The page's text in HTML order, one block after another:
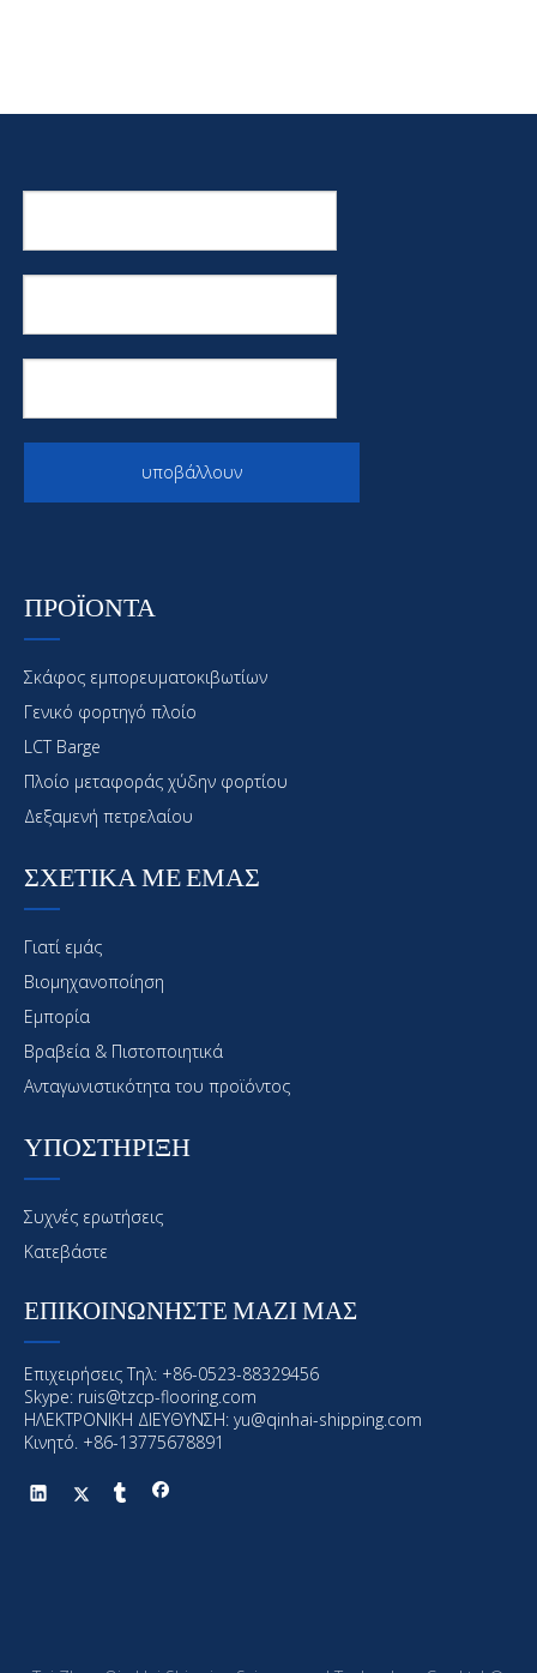
υποβάλλουν
ΠΡΟΪΟΝΤΑ
Σκάφος εμπορευματοκιβωτίων
Γενικό φορτηγό πλοίο
LCT Barge
Πλοίο μεταφοράς χύδην φορτίου
Δεξαμενή πετρελαίου
ΣΧΕΤΙΚΑ ΜΕ ΕΜΑΣ
Γιατί εμάς
Βιομηχανοποίηση
Εμπορία
Βραβεία & Πιστοποιητικά
Ανταγωνιστικότητα του προϊόντος
ΥΠΟΣΤΗΡΙΞΗ
Συχνές ερωτήσεις
Κατεβάστε
ΕΠΙΚΟΙΝΩΝΗΣΤΕ ΜΑΖΙ ΜΑΣ
Επιχειρήσεις Τηλ: +86-0523-88329456
Skype: ruis@tzcp-flooring.com
ΗΛΕΚΤΡΟΝΙΚΗ ΔΙΕΥΘΥΝΣΗ: yu@qinhai-shipping.com
Κινητό. +86-13775678891